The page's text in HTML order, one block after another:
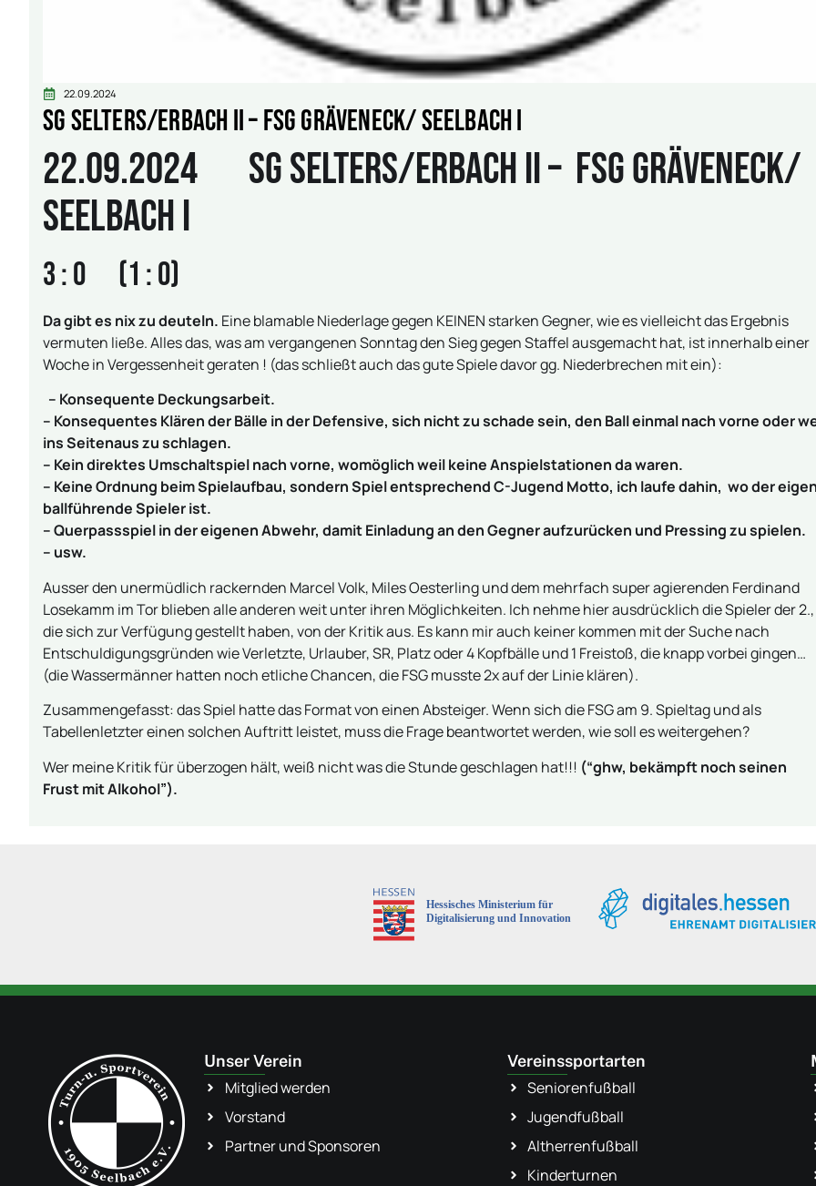
22.09.2024
SG Selters/Erbach II – FSG Gräveneck/ Seelbach I
22.09.2024 SG Selters/Erbach II – FSG Gräveneck/
Seelbach I
3 : 0 (1 : 0)
Da gibt es nix zu deuteln. Eine blamable Niederlage gegen KEINEN starken Gegner, wie es vielleicht das Ergebnis
vermuten ließe. Alles das, was am vergangenen Sonntag den Sieg gegen Staffel ausgemacht hat, ist innerhalb einer
Woche in Vergessenheit geraten ! (das schließt auch das gute Spiele davor gg. Niederbrechen mit ein):
– Konsequente Deckungsarbeit.
– Konsequentes Klären der Bälle in der Defensive, sich nicht zu schade sein, den Ball einmal nach vorne oder
ins Seitenaus zu schlagen.
– Kein direktes Umschaltspiel nach vorne, womöglich weil keine Anspielstationen da waren.
– Keine Ordnung beim Spielaufbau, sondern Spiel entsprechend C-Jugend Motto, ich laufe dahin, wo der
ballführende Spieler ist.
– Querpassspiel in der eigenen Abwehr, damit Einladung an den Gegner aufzurücken und Pressing zu spielen.
– usw.
Ausser den unermüdlich rackernden Marcel Volk, Miles Oesterling und dem mehrfach super agierenden Ferdinand
Losekamm im Tor blieben alle anderen weit unter ihren Möglichkeiten. Ich nehme hier ausdrücklich die Spieler der 2.,
die sich zur Verfügung gestellt haben, von der Kritik aus. Es kann mir auch keiner kommen mit der Suche nach
Entschuldigungsgründen wie Verletzte, Urlauber, SR, Platz oder 4 Kopfbälle und 1 Freistoß, die knapp vorbei gingen…
(die Wassermänner hatten noch etliche Chancen, die FSG musste 2x auf der Linie klären).
Zusammengefasst: das Spiel hatte das Format von einen Absteiger. Wenn sich die FSG am 9. Spieltag und als
Tabellenletzter einen solchen Auftritt leistet, muss die Frage beantwortet werden, wie soll es weitergehen?
Wer meine Kritik für überzogen hält, weiß nicht was die Stunde geschlagen hat!!! (“ghw, bekämpft noch seinen
Frust mit Alkohol”).
Unser Verein
Mitglied werden
Vorstand
Partner und Sponsoren
Vereinssportarten
Seniorenfußball
Jugendfußball
Altherrenfußball
Kinderturnen